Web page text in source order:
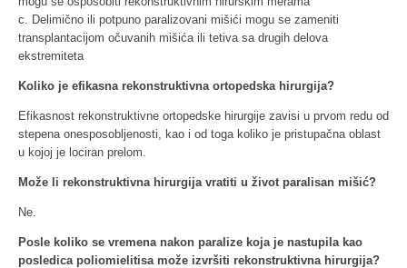
c. Delimično ili potpuno paralizovani mišići mogu se zameniti
transplantacijom očuvanih mišića ili tetiva sa drugih delova
ekstremiteta
Koliko je efikasna rekonstruktivna ortopedska hirurgija?
Efikasnost rekonstruktivne ortopedske hirurgije zavisi u prvom redu od
stepena onesposobljenosti, kao i od toga koliko je pristupačna oblast
u kojoj je lociran prelom.
Može li rekonstruktivna hirurgija vratiti u život paralisan mišić?
Ne.
Posle koliko se vremena nakon paralize koja je nastupila kao
posledica poliomielitisa može izvršiti rekonstruktivna hirurgija?